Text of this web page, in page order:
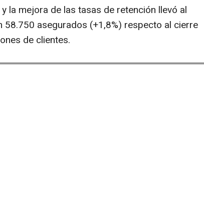
la mejora de las tasas de retención llevó al
58.750 asegurados (+1,8%) respecto al cierre
de clientes.